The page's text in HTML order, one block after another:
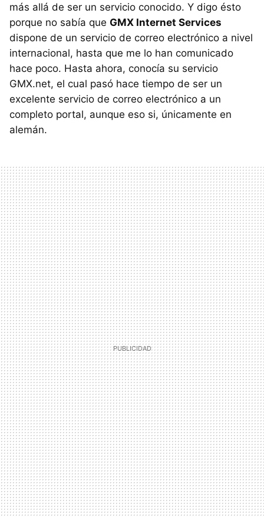
más allá de ser un servicio conocido. Y digo ésto
porque no sabía que GMX Internet Services
dispone de un servicio de correo electrónico a nivel
internacional, hasta que me lo han comunicado
hace poco. Hasta ahora, conocía su servicio
GMX.net, el cual pasó hace tiempo de ser un
excelente servicio de correo electrónico a un
completo portal, aunque eso si, únicamente en
alemán.